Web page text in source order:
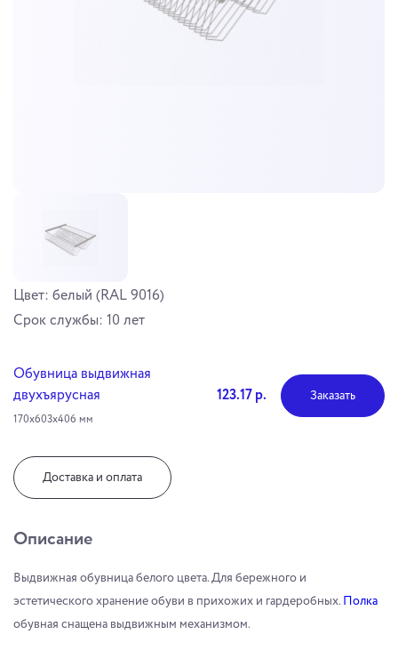
Цвет: белый (RAL 9016)
Cрок службы: 10 лет
Обувница выдвижная
двухъярусная
170х603х406 мм
123.17 р. Заказать
Доставка и оплата
Описание
Выдвижная обувница белого цвета. Для бережного и
эстетического хранение обуви в прихожих и гардеробных. Полка
обувная снащена выдвижным механизмом.